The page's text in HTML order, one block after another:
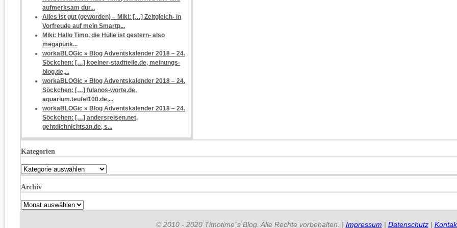
aufmerksam dur...
Alles ist gut (geworden) – Miki: […] Zeitgleich- in
Vorfreude auf mein Smartp...
Miki: Hallo Timo, die Hülle ist gestern- also
megapünk...
workaBLOGic » Blog Adventskalender 2018 – 24.
Söckchen: […] koelner-stadtteile.de, meinungs-
blog.de,...
workaBLOGic » Blog Adventskalender 2018 – 24.
Söckchen: […] fulanos-worte.de,
aquarium.teufel100.de,...
workaBLOGic » Blog Adventskalender 2018 – 24.
Söckchen: […] andersreisen.net,
gehtdichnichtsan.de, s...
Kategorien
Kategorien
Archiv
Archiv
© 2010 - 2020 Timotime´s Blog. Alle Rechte vorbehalten. | Impressum | Datenschutz|